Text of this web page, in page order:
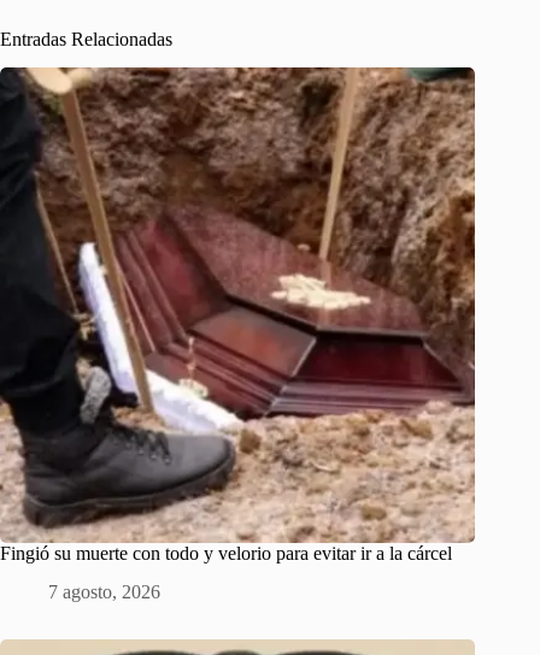
Entradas Relacionadas
Fingió su muerte con todo y velorio para evitar ir a la cárcel
7 agosto, 2026